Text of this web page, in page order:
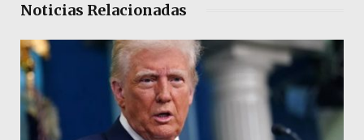
Noticias Relacionadas